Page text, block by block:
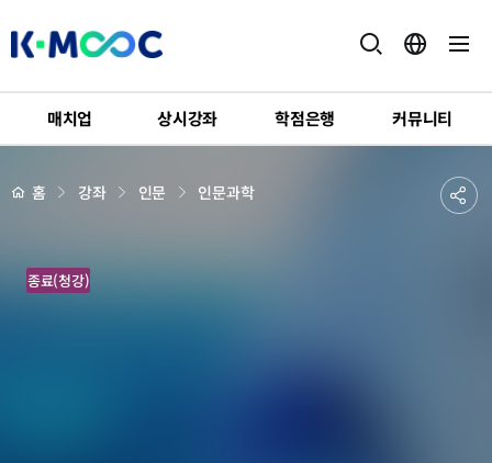
K-
매치업 상시강좌 학점은행 커뮤니티
강
세하
위 홈 강좌 인문 인문과학
공
마
음
종료(청강)